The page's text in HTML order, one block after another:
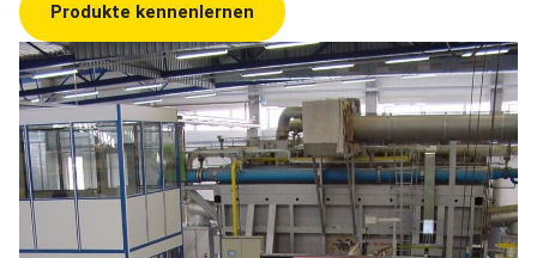
Produkte kennenlernen